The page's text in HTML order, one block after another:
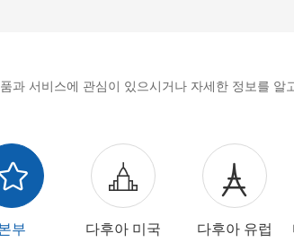
과 서비스에 관심이 있으시거나 자세한 정보를
부 다후아 미국 다후아 유럽